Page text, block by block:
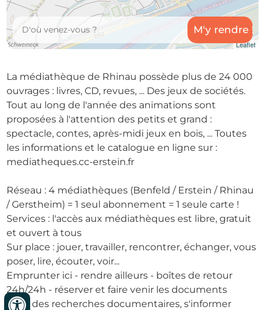
Leaflet
La médiathèque de Rhinau possède plus de 24 000
ouvrages : livres, CD, revues, ... Des jeux de sociétés.
Tout au long de l'année des animations sont
proposées à l'attention des petits et grand :
spectacle, contes, après-midi jeux en bois, ... Toutes
les informations et le catalogue en ligne sur :
mediatheques.cc-erstein.fr
Réseau : 4 médiathèques (Benfeld / Erstein / Rhinau
/ Gerstheim) = 1 seul abonnement = 1 seule carte !
Services : l'accès aux médiathèques est libre, gratuit
et ouvert à tous
Sur place : jouer, travailler, rencontrer, échanger, vous
poser, lire, écouter, voir...
Emprunter ici - rendre ailleurs - boîtes de retour
24h/24h - réserver et faire venir les documents
Faire des recherches documentaires, s'informer